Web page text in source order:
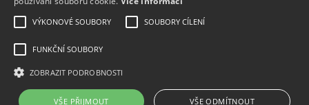
TELEGRAM UDÁLOSTÍ WMČR
VÝKONOVÉ SOUBORY SOUBORY CÍLENÍ
FUNKČNÍ SOUBORY
ZOBRAZIT PODROBNOSTI
VŠE PŘIJMOUT VŠE ODMÍTNOUT